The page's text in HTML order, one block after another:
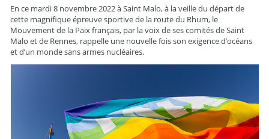
En ce mardi 8 novembre 2022 à Saint Malo, à la veille du départ de
cette magnifique épreuve sportive de la route du Rhum, le
Mouvement de la Paix français, par la voix de ses comités de Saint
Malo et de Rennes, rappelle une nouvelle fois son exigence d’océans
et d’un monde sans armes nucléaires.